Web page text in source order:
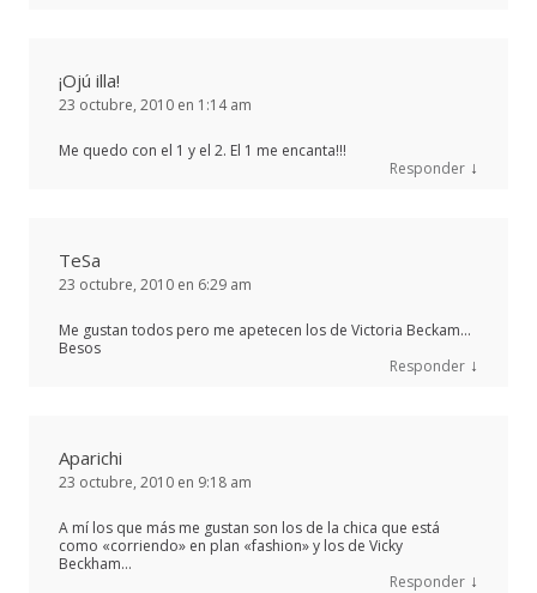
¡Ojú illa!
23 octubre, 2010 en 1:14 am
Me quedo con el 1 y el 2. El 1 me encanta!!!
Responder ↓
TeSa
23 octubre, 2010 en 6:29 am
Me gustan todos pero me apetecen los de Victoria Beckam…
Besos
Responder ↓
Aparichi
23 octubre, 2010 en 9:18 am
A mí los que más me gustan son los de la chica que está
como «corriendo» en plan «fashion» y los de Vicky
Beckham…
Responder ↓